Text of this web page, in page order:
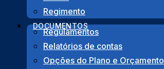
Regimento
DOCUMENTOS
Regulamentos
Relatórios de contas
Opções do Plano e Orçamento
PARTILHA
Facebook
TwitterLinkedIn
Share